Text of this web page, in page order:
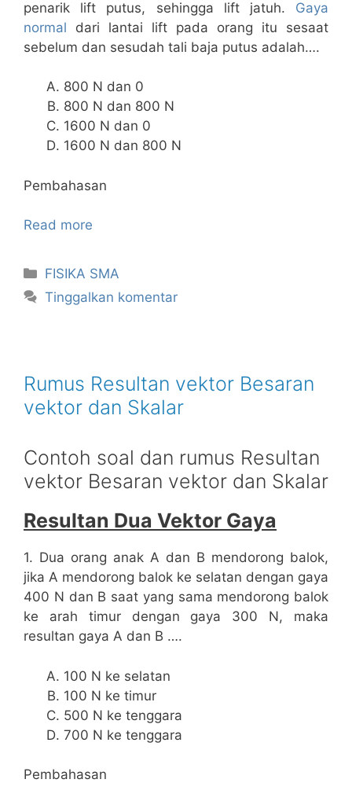
penarik lift putus, sehingga lift jatuh. Gaya
normal dari lantai lift pada orang itu sesaat
sebelum dan sesudah tali baja putus adalah….
800 N dan 0
800 N dan 800 N
1600 N dan 0
1600 N dan 800 N
Pembahasan
Read more
Kategori
FISIKA SMA
Tinggalkan komentar
Rumus Resultan vektor Besaran
vektor dan Skalar
Contoh soal dan rumus Resultan
vektor Besaran vektor dan Skalar
Resultan Dua Vektor Gaya
1. Dua orang anak A dan B mendorong balok,
jika A mendorong balok ke selatan dengan gaya
400 N dan B saat yang sama mendorong balok
ke arah timur dengan gaya 300 N, maka
resultan gaya A dan B ….
100 N ke selatan
100 N ke timur
500 N ke tenggara
700 N ke tenggara
Pembahasan